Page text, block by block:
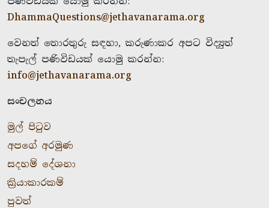
DhammaQuestions@jethavanarama.org
වෙනත් තොරතුරු සඳහා, කරුණාකර අපට විද්‍යුත්
තැපැල් පණිවිඩයක් යොමු කරන්න:
info@jethavanarama.org
සංචලනය
මුල් පිටුව
අපගේ අරමුණ
සදහම් දේශනා
ක්‍රියාකාරකම්
පුවත්